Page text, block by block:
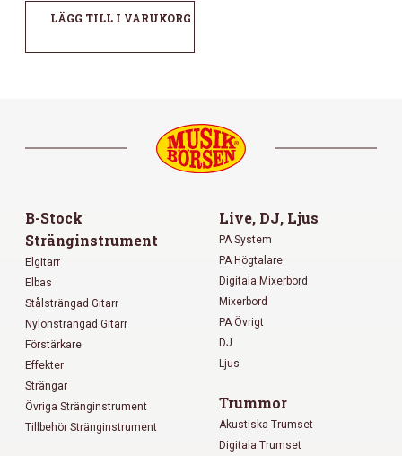
LÄGG TILL I VARUKORG
B-Stock
Stränginstrument
Elgitarr
Elbas
Stålsträngad Gitarr
Nylonsträngad Gitarr
Förstärkare
Effekter
Strängar
Övriga Stränginstrument
Tillbehör Stränginstrument
Live, DJ, Ljus
PA System
PA Högtalare
Digitala Mixerbord
Mixerbord
PA Övrigt
DJ
Ljus
Trummor
Akustiska Trumset
Digitala Trumset